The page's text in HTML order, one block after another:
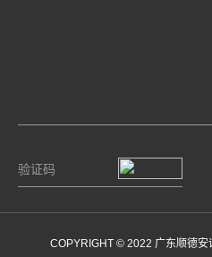
COPYRIGHT © 2022 广东顺德